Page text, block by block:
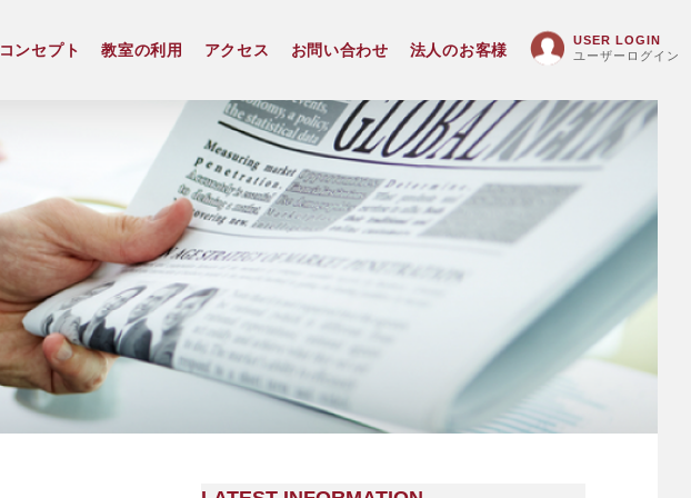
コンセプト 教室の利用 アクセス お問い合わせ 法人のお客様
USER LOGIN
ユーザーログイン